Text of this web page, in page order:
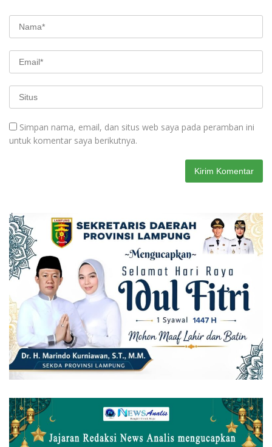
Simpan nama, email, dan situs web saya pada peramban ini
untuk komentar saya berikutnya.